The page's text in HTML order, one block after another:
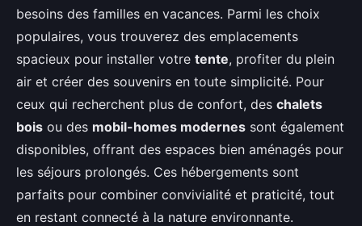
besoins des familles en vacances. Parmi les choix
populaires, vous trouverez des emplacements
spacieux pour installer votre tente, profiter du plein
air et créer des souvenirs en toute simplicité. Pour
ceux qui recherchent plus de confort, des chalets
bois ou des mobil-homes modernes sont également
disponibles, offrant des espaces bien aménagés pour
les séjours prolongés. Ces hébergements sont
parfaits pour combiner convivialité et praticité, tout
en restant connecté à la nature environnante.